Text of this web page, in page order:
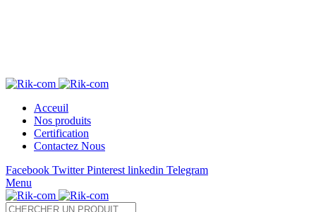
Acceuil
Nos produits
Certification
Contactez Nous
Facebook Twitter Pinterest linkedin Telegram
Menu